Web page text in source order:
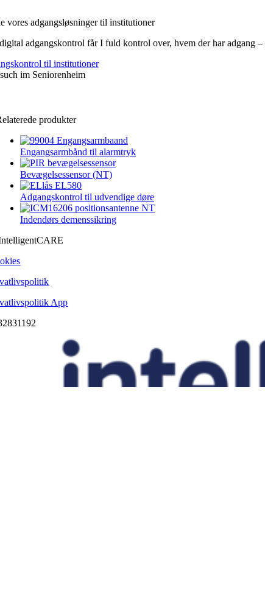
vores adgangsløsninger til institutioner
adgangskontrol får I fuld kontrol over, hvem der har adgang
til institutioner
produkter
Engangsarmbånd til alarmtryk
Bevægelsessensor (NT)
Adgangskontrol til udvendige døre
Indendørs demenssikring
App